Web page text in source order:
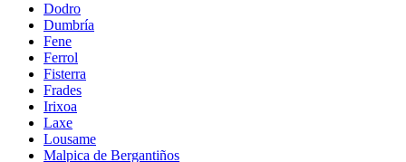
Dodro
Dumbría
Fene
Ferrol
Fisterra
Frades
Irixoa
Laxe
Lousame
Malpica de Bergantiños